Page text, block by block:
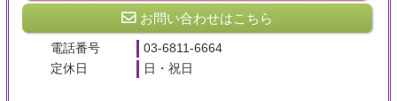
お問い合わせはこちら
電話番号
03-6811-6664
定休日
日・祝日